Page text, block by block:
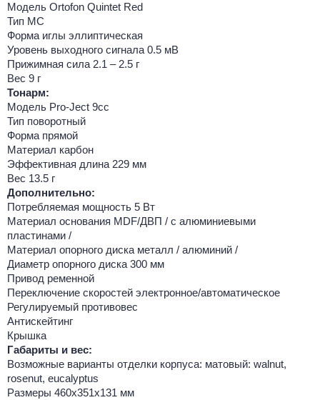
Модель Ortofon Quintet Red
Тип MC
Форма иглы эллиптическая
Уровень выходного сигнала 0.5 мВ
Прижимная сила 2.1 – 2.5 г
Вес 9 г
Тонарм:
Модель Pro-Ject 9cc
Тип поворотный
Форма прямой
Материал карбон
Эффективная длина 229 мм
Вес 13.5 г
Дополнительно:
Потребляемая мощность 5 Вт
Материал основания MDF/ДВП / с алюминиевыми
пластинами /
Материал опорного диска металл / алюминий /
Диаметр опорного диска 300 мм
Привод ременной
Переключение скоростей электронное/автоматическое
Регулируемый противовес
Антискейтинг
Крышка
Габариты и вес:
Возможные варианты отделки корпуса: матовый: walnut,
rosenut, eucalyptus
Размеры 460x351x131 мм